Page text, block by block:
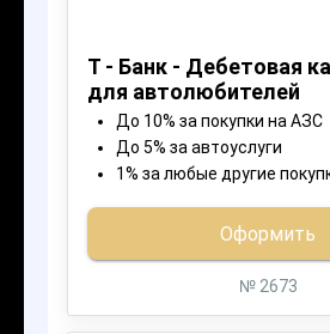
04
Получение средств
с вами, уточняем все детали, готовим
документы